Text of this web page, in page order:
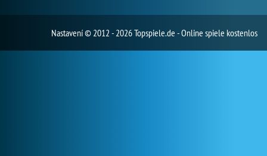
Nastavení© 2012 - 2026 Topspiele.de - Online spiele kostenlos